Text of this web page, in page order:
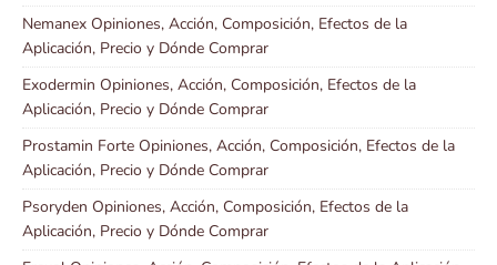
Nemanex Opiniones, Acción, Composición, Efectos de la
Aplicación, Precio y Dónde Comprar
Exodermin Opiniones, Acción, Composición, Efectos de la
Aplicación, Precio y Dónde Comprar
Prostamin Forte Opiniones, Acción, Composición, Efectos de la
Aplicación, Precio y Dónde Comprar
Psoryden Opiniones, Acción, Composición, Efectos de la
Aplicación, Precio y Dónde Comprar